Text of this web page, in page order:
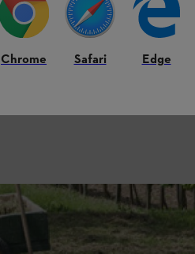
Chrome Safari Edge